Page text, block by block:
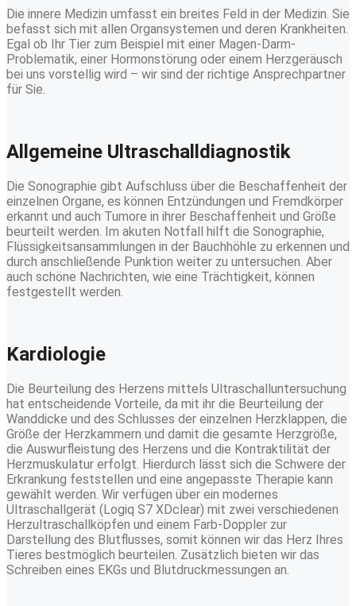
Die innere Medizin umfasst ein breites Feld in der Medizin. Sie
befasst sich mit allen Organsystemen und deren Krankheiten.
Egal ob Ihr Tier zum Beispiel mit einer Magen-Darm-
Problematik, einer Hormonstörung oder einem Herzgeräusch
bei uns vorstellig wird – wir sind der richtige Ansprechpartner
für Sie.
Allgemeine Ultraschalldiagnostik
Die Sonographie gibt Aufschluss über die Beschaffenheit der
einzelnen Organe, es können Entzündungen und Fremdkörper
erkannt und auch Tumore in ihrer Beschaffenheit und Größe
beurteilt werden. Im akuten Notfall hilft die Sonographie,
Flüssigkeitsansammlungen in der Bauchhöhle zu erkennen und
durch anschließende Punktion weiter zu untersuchen. Aber
auch schöne Nachrichten, wie eine Trächtigkeit, können
festgestellt werden.
Kardiologie
Die Beurteilung des Herzens mittels Ultraschalluntersuchung
hat entscheidende Vorteile, da mit ihr die Beurteilung der
Wanddicke und des Schlusses der einzelnen Herzklappen, die
Größe der Herzkammern und damit die gesamte Herzgröße,
die Auswurfleistung des Herzens und die Kontraktilität der
Herzmuskulatur erfolgt. Hierdurch lässt sich die Schwere der
Erkrankung feststellen und eine angepasste Therapie kann
gewählt werden. Wir verfügen über ein modernes
Ultraschallgerät (Logiq S7 XDclear) mit zwei verschiedenen
Herzultraschallköpfen und einem Farb-Doppler zur
Darstellung des Blutflusses, somit können wir das Herz Ihres
Tieres bestmöglich beurteilen. Zusätzlich bieten wir das
Schreiben eines EKGs und Blutdruckmessungen an.